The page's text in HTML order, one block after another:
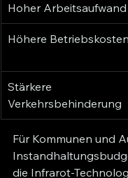
Hoher Arbeitsaufwand
Höhere Betriebskosten
Stärkere
Verkehrsbehinderung
Für Kommunen und
die Infrarot-